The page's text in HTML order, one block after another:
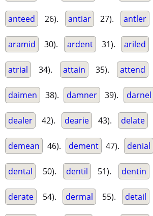
anteed 26). antiar 27). antler
aramid 30). ardent 31). ariled
atrial 34). attain 35). attend
daimen 38). damner 39). darnel
dealer 42). dearie 43). delate
demean 46). dement 47). denial
dental 50). dentil 51). dentin
derate 54). dermal 55). detail